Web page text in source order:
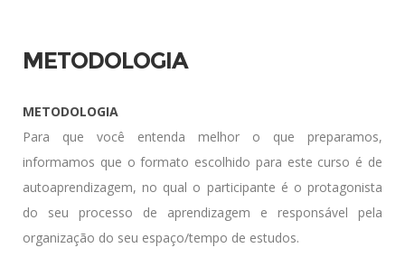
METODOLOGIA
METODOLOGIA
Para que você entenda melhor o que preparamos,
informamos que o formato escolhido para este curso é de
autoaprendizagem, no qual o participante é o protagonista
do seu processo de aprendizagem e responsável pela
organização do seu espaço/tempo de estudos.